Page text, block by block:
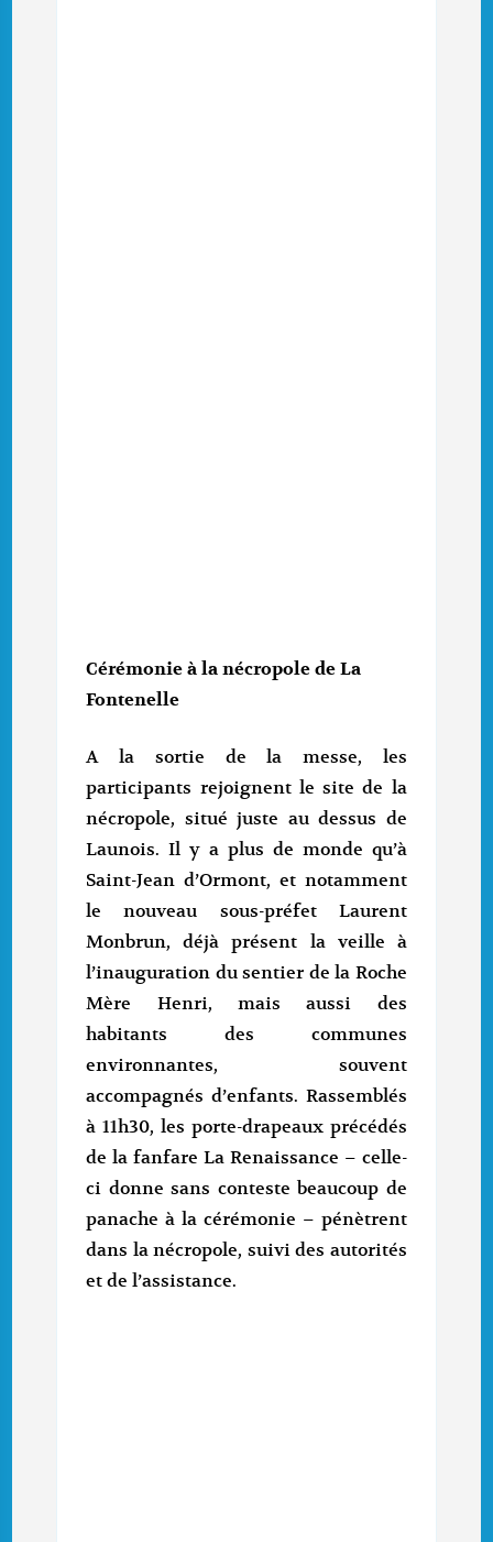
Cérémonie à la nécropole de La
Fontenelle
A la sortie de la messe, les
participants rejoignent le site de la
nécropole, situé juste au dessus de
Launois. Il y a plus de monde qu’à
Saint-Jean d’Ormont, et notamment
le nouveau sous-préfet Laurent
Monbrun, déjà présent la veille à
l’inauguration du sentier de la Roche
Mère Henri, mais aussi des
habitants des communes
environnantes, souvent
accompagnés d’enfants. Rassemblés
à 11h30, les porte-drapeaux précédés
de la fanfare La Renaissance – celle-
ci donne sans conteste beaucoup de
panache à la cérémonie – pénètrent
dans la nécropole, suivi des autorités
et de l’assistance.